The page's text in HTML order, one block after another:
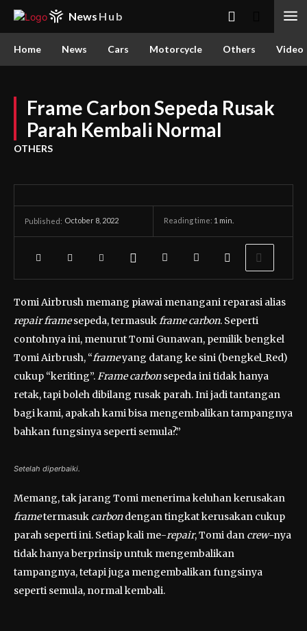
News Hub
Home News Cars Motorcycle Others Video
Frame Carbon Sepeda Rusak
Parah Kembali Normal
OTHERS
Published: October 8, 2022 Reading time: 1 min.
Tomi Airbrush memang piawai menangani reparasi alias
repair framesepeda, termasukframe carbon. Seperti
contohnya ini, menurut Tomi Gunawan, pemilik bengkel
Tomi Airbrush, “frameyang datang ke sini (bengkel_Red)
cukup “keriting”.Frame carbonsepeda ini tidak hanya
retak, tapi boleh dibilang rusak parah. Ini jadi tantangan
bagi kami, apakah kami bisa mengembalikan tampangnya
bahkan fungsinya seperti semula?.”
Setelah diperbaiki.
Memang, tak jarang Tomi menerima keluhan kerusakan
frametermasuk carbondengan tingkat kerusakan cukup
parah seperti ini. Setiap kali me-repair, Tomi dan crew-nya
tidak hanya berprinsip untuk mengembalikan
tampangnya, tetapi juga mengembalikan fungsinya
seperti semula, normal kembali.